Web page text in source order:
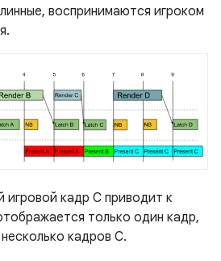
воспринимаются игроком
игровой кадр C приводит к
только один кадр,
кадров C.